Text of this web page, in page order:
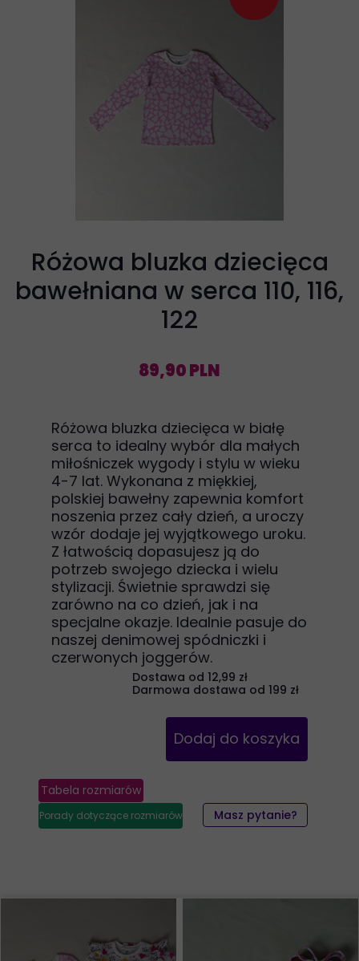
Porady dotyczące rozmiarów
Tabela rozmiarów
Masz pytanie?
Różowa bluzka dziecięca
bawełniana w serca 110, 116,
122
89,90 PLN
Różowa bluzka dziecięca w białę
serca to idealny wybór dla małych
miłośniczek wygody i stylu w wieku
4-7 lat. Wykonana z miękkiej,
polskiej bawełny zapewnia komfort
noszenia przez cały dzień, a uroczy
wzór dodaje jej wyjątkowego uroku.
Z łatwością dopasujesz ją do
potrzeb swojego dziecka i wielu
stylizacji. Świetnie sprawdzi się
zarówno na co dzień, jak i na
specjalne okazje. Idealnie pasuje do
naszej denimowej spódniczki i
czerwonych joggerów.
Dostawa od 12,99 zł
Darmowa dostawa od 199 zł
Dodaj do koszyka